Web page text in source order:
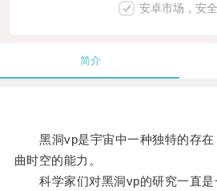
安卓市场，安
简介
黑洞vp是宇宙中一种独特的存在
曲时空的能力。
科学家们对黑洞vp的研究一直是